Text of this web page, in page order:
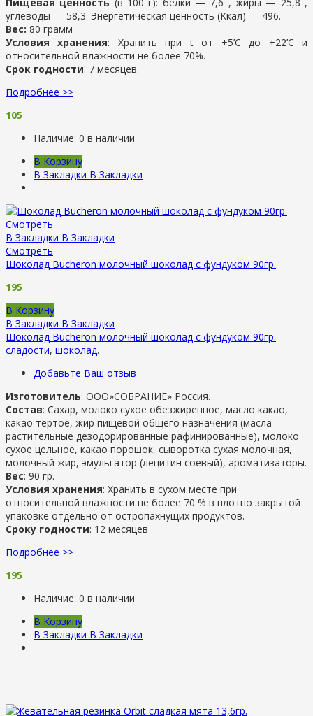
углеводы — 58,3. Энергетическая ценность (Ккал) — 496.
Вес: 80 грамм
Условия хранения: Хранить при t от +5’C до +22’C и
относительной влажности не более 70%.
Срок годности: 7 месяцев.
Подробнее >>
105
Наличие: 0 в наличии
В Корзину
В Закладки В Закладки
Смотреть
В Закладки В Закладки
Смотреть
Шоколад Bucheron молочный шоколад с фундуком 90гр.
195
В Корзину
В Закладки В Закладки
Шоколад Bucheron молочный шоколад с фундуком 90гр.
сладости, шоколад.
Добавьте Ваш отзыв
Изготовитель: ООО»СОБРАНИЕ» Россия.
Состав: Сахар, молоко сухое обезжиренное, масло какао,
какао тертое, жир пищевой общего назначения (масла
растительные дезодорированные рафинированные), молоко
сухое цельное, какао порошок, сыворотка сухая молочная,
молочный жир, эмульгатор (лецитин соевый), ароматизаторы.
Вес: 90 гр.
Условия хранения: Хранить в сухом месте при
относительной влажности не более 70 % в плотно закрытой
упаковке отдельно от остропахнущих продуктов.
Сроку годности: 12 месяцев
Подробнее >>
195
Наличие: 0 в наличии
В Корзину
В Закладки В Закладки